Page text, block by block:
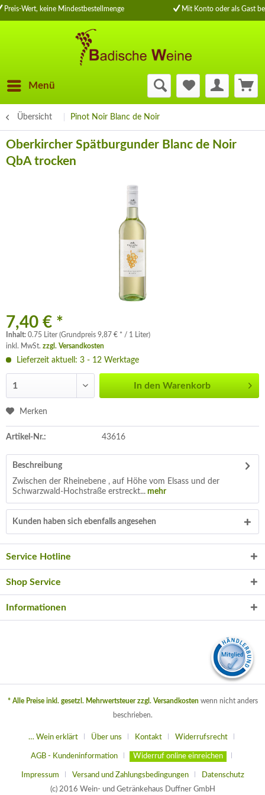
Preis-Wert, keine Mindestbestellmenge Mit Konto oder als Gast
Menü
Übersicht Pinot Noir Blanc de Noir
Oberkircher Spätburgunder Blanc de Noir
QbA trocken
7,40 € *
Inhalt: 0.75 Liter (Grundpreis 9,87 € * / 1 Liter)
inkl. MwSt. zzgl. Versandkosten
Lieferzeit aktuell: 3 - 12 Werktage
In den Warenkorb
Merken
Artikel-Nr.: 43616
Beschreibung
Zwischen der Rheinebene , auf Höhe vom Elsass und der
Schwarzwald-Hochstraße erstreckt... mehr
Kunden haben sich ebenfalls angesehen
Service Hotline
Shop Service
Informationen
* Alle Preise inkl. gesetzl. Mehrwertsteuer zzgl. Versandkostenwenn nicht anders
beschrieben.
… Wein erklärt Über uns Kontakt Widerrufsrecht
AGB - Kundeninformation Widerruf online einreichen
Impressum Versand und Zahlungsbedingungen
Datenschutz
(c) 2016 Wein- und Getränkehaus Duffner GmbH